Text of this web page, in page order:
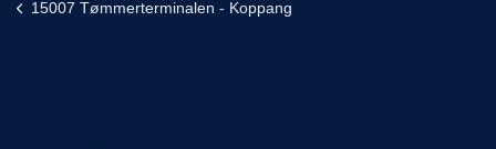
15007 Tømmerterminalen - Koppang